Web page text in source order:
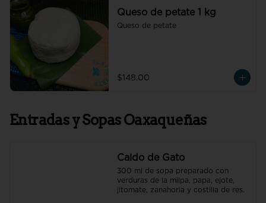
Queso de petate 1 kg
Queso de petate
$148.00
Entradas y Sopas Oaxaqueñas
Caldo de Gato
300 ml de sopa preparado con
verduras de la milpa, papa, ejote,
jitomate, zanahoria y costilla de res.